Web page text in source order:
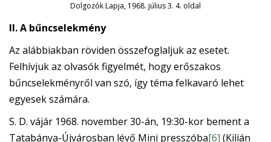
Dolgozók Lapja, 1968. július 3. 4. oldal
II. A bűncselekmény
Az alábbiakban röviden összefoglaljuk az esetet.
Felhívjuk az olvasók figyelmét, hogy erőszakos
bűncselekményről van szó, így téma felkavaró lehet
egyesek számára.
S. D. vájár 1968. november 30-án, 19:30-kor bement a
Tatabánya-Újvárosban lévő Mini presszóba[6] (Kilián